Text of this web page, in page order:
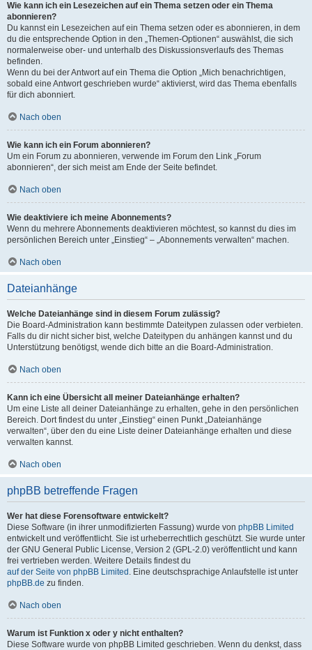
Wie kann ich ein Lesezeichen auf ein Thema setzen oder ein Thema
abonnieren?
Du kannst ein Lesezeichen auf ein Thema setzen oder es abonnieren, in dem
du die entsprechende Option in den „Themen-Optionen“ auswählst, die sich
normalerweise ober- und unterhalb des Diskussionsverlaufs des Themas
befinden.
Wenn du bei der Antwort auf ein Thema die Option „Mich benachrichtigen,
sobald eine Antwort geschrieben wurde“ aktivierst, wird das Thema ebenfalls
für dich abonniert.
Nach oben
Wie kann ich ein Forum abonnieren?
Um ein Forum zu abonnieren, verwende im Forum den Link „Forum
abonnieren“, der sich meist am Ende der Seite befindet.
Nach oben
Wie deaktiviere ich meine Abonnements?
Wenn du mehrere Abonnements deaktivieren möchtest, so kannst du dies im
persönlichen Bereich unter „Einstieg“ – „Abonnements verwalten“ machen.
Nach oben
Dateianhänge
Welche Dateianhänge sind in diesem Forum zulässig?
Die Board-Administration kann bestimmte Dateitypen zulassen oder verbieten.
Falls du dir nicht sicher bist, welche Dateitypen du anhängen kannst und du
Unterstützung benötigst, wende dich bitte an die Board-Administration.
Nach oben
Kann ich eine Übersicht all meiner Dateianhänge erhalten?
Um eine Liste all deiner Dateianhänge zu erhalten, gehe in den persönlichen
Bereich. Dort findest du unter „Einstieg“ einen Punkt „Dateianhänge
verwalten“, über den du eine Liste deiner Dateianhänge erhalten und diese
verwalten kannst.
Nach oben
phpBB betreffende Fragen
Wer hat diese Forensoftware entwickelt?
Diese Software (in ihrer unmodifizierten Fassung) wurde von phpBB Limited
entwickelt und veröffentlicht. Sie ist urheberrechtlich geschützt. Sie wurde unter
der GNU General Public License, Version 2 (GPL-2.0) veröffentlicht und kann
frei vertrieben werden. Weitere Details findest du
auf der Seite von phpBB Limited . Eine deutschsprachige Anlaufstelle ist unter
phpBB.de zu finden.
Nach oben
Warum ist Funktion x oder y nicht enthalten?
Diese Software wurde von phpBB Limited geschrieben. Wenn du denkst, dass